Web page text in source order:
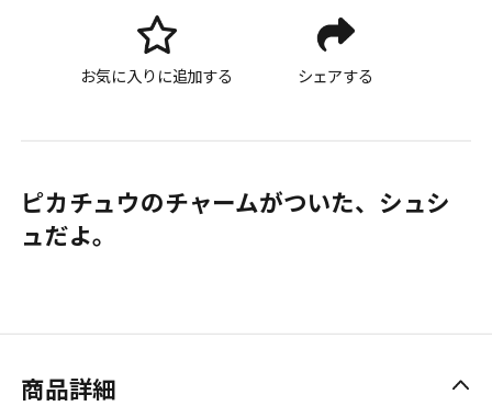
お気に入りに追加する シェアする
ピカチュウのチャームがついた、シュシ
ュだよ。
商品詳細